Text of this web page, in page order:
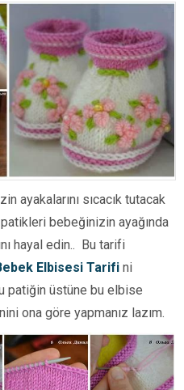
ayakalarını sıcacık tutacak
bebeğinizin ayağında
hayal edin.. Bu tarifi
Elbisesi Tarifi ni
patiğin üstüne bu elbise
ona göre yapmanız lazım.